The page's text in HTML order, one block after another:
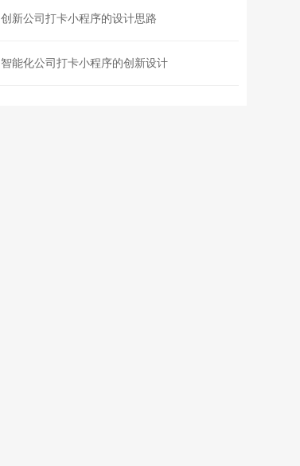
创新公司打卡小程序的设计思路
智能化公司打卡小程序的创新设计